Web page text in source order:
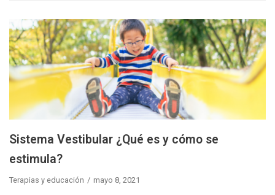
Sistema Vestibular ¿Qué es y cómo se
estimula?
Terapias y educación mayo 8, 2021